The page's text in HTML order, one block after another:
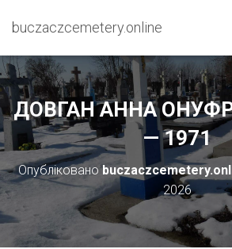
buczaczcemetery.online
ДОВГАН АННА
— 1971
Опубліковано
2026